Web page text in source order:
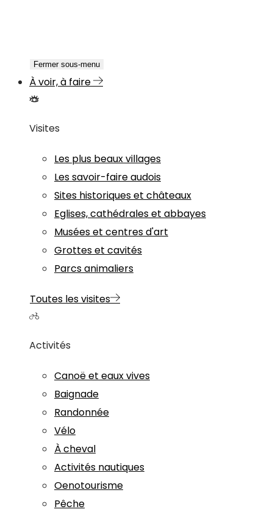
Fermer sous-menu
À voir, à faire
Visites
Les plus beaux villages
Les savoir-faire audois
Sites historiques et châteaux
Eglises, cathédrales et abbayes
Musées et centres d'art
Grottes et cavités
Parcs animaliers
Toutes les visites
Activités
Canoë et eaux vives
Baignade
Randonnée
Vélo
À cheval
Activités nautiques
Oenotourisme
Pêche